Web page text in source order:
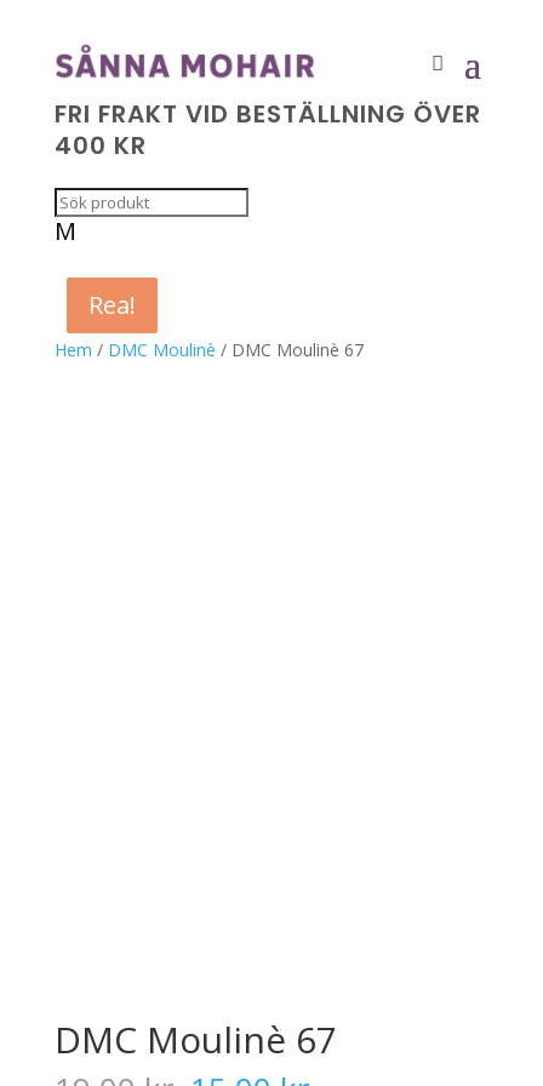
FRI FRAKT VID BESTÄLLNING ÖVER
400 KR
M
Hem / DMC Moulinè / DMC Moulinè 67
Rea!
DMC Moulinè 67
Rea!
Rea!
Rea!